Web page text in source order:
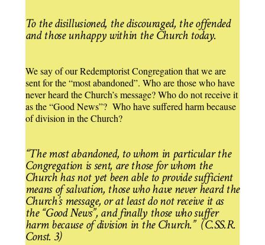
To the disillusioned, the discouraged, the offended
and those unhappy within the Church today.
We say of our Redemptorist Congregation that we are
sent for the “most abandoned”. Who are those who have
never heard the Church’s message? Who do not receive it
as the “Good News”? Who have suffered harm because
of division in the Church?
“The most abandoned, to whom in particular the
Congregation is sent, are those for whom the
Church has not yet been able to provide sufficient
means of salvation, those who have never heard the
Church’s message, or at least do not receive it as
the “Good News”, and finally those who suffer
harm because of division in the Church.” (C.SS.R.
Const. 3)